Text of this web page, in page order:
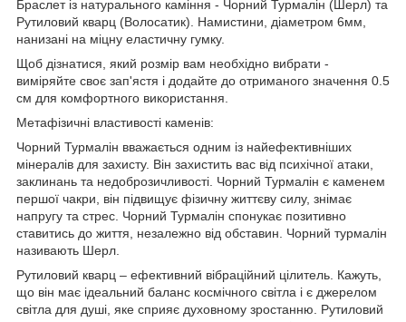
Браслет із натурального каміння - Чорний Турмалін (Шерл) та
Рутиловий кварц (Волосатик). Намистини, діаметром 6мм,
нанизані на міцну еластичну гумку.
Щоб дізнатися, який розмір вам необхідно вибрати -
виміряйте своє зап'ястя і додайте до отриманого значення 0.5
см для комфортного використання.
Метафізичні властивості каменів:
Чорний Турмалін вважається одним із найефективніших
мінералів для захисту. Він захистить вас від психічної атаки,
заклинань та недоброзичливості. Чорний Турмалін є каменем
першої чакри, він підвищує фізичну життєву силу, знімає
напругу та стрес. Чорний Турмалін спонукає позитивно
ставитись до життя, незалежно від обставин. Чорний турмалін
називають Шерл.
Рутиловий кварц – ефективний вібраційний цілитель. Кажуть,
що він має ідеальний баланс космічного світла і є джерелом
світла для душі, яке сприяє духовному зростанню. Рутиловий